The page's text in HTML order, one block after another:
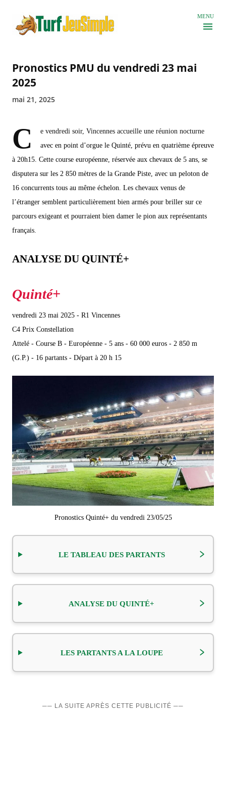
MENU
Pronostics PMU du vendredi 23 mai
2025
mai 21, 2025
C
e vendredi soir, Vincennes accueille une réunion nocturne
avec en point d’orgue le Quinté, prévu en quatrième épreuve
à 20h15. Cette course européenne, réservée aux chevaux de 5 ans, se
disputera sur les 2 850 mètres de la Grande Piste, avec un peloton de
16 concurrents tous au même échelon. Les chevaux venus de
l’étranger semblent particulièrement bien armés pour briller sur ce
parcours exigeant et pourraient bien damer le pion aux représentants
français.
ANALYSE DU QUINTÉ+
vendredi 23 mai 2025 - R1 Vincennes
C4 Prix Constellation
Attelé - Course B - Européenne - 5 ans - 60 000 euros - 2 850 m
(G.P.) - 16 partants - Départ à 20 h 15
Pronostics Quinté+ du vendredi 23/05/25
LE TABLEAU DES PARTANTS
ANALYSE DU QUINTÉ+
LES PARTANTS A LA LOUPE
── LA SUITE APRÈS CETTE PUBLICITÉ ──